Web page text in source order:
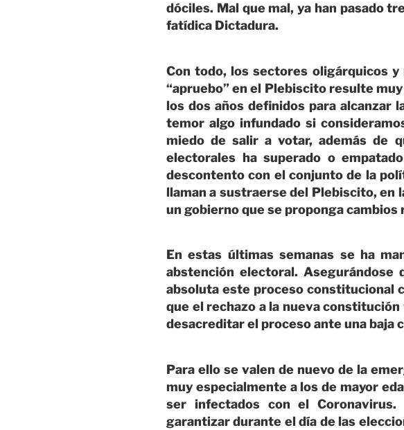
dóciles. Mal que mal, ya han pasado
fatídica Dictadura.
Con todo, los sectores oligárquicos
“apruebo” en el Plebiscito resulte
los dos años definidos para alcanzar
temor algo infundado si
miedo de salir a votar, además de
electorales ha superado o
descontento con el conjunto de la
llaman a sustraerse del Plebiscito, en
un gobierno que se proponga cambios
En estas últimas semanas se ha
abstención electoral. Asegurándose
absoluta este proceso constitucional
que el rechazo a la nueva
desacreditar el proceso ante una baja
Para ello se valen de nuevo de la
muy especialmente a los de mayor
ser infectados con el
garantizar durante el día de las